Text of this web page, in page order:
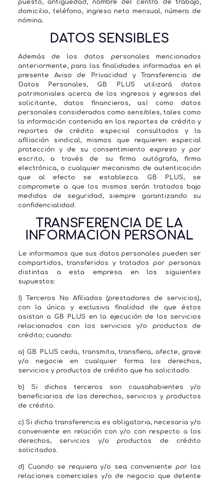
puesto, antigüedad, nombre del centro de trabajo,
domicilio, teléfono, ingreso neto mensual, número de
nómina.
DATOS SENSIBLES
Además de los datos personales mencionados
anteriormente, para las finalidades informadas en el
presente Aviso de Privacidad y Transferencia de
Datos Personales, GB PLUS utilizará datos
patrimoniales acerca de los ingresos y egresos del
solicitante, datos financieros, así como datos
personales considerados como sensibles, tales como
la información contenida en los reportes de crédito y
reportes de crédito especial consultados y la
afiliación sindical, mismos que requieren especial
protección y de su consentimiento expreso y por
escrito, a través de su firma autógrafa, firma
electrónica, o cualquier mecanismo de autenticación
que al efecto se establezca. GB PLUS, se
compromete a que los mismos serán tratados bajo
medidas de seguridad, siempre garantizando su
confidencialidad.
TRANSFERENCIA DE LA
INFORMACIÓN PERSONAL
Le informamos que sus datos personales pueden ser
compartidos, transferidos y tratados por personas
distintas a esta empresa en los siguientes
supuestos:
I) Terceros No Afiliados (prestadores de servicios),
con la única y exclusiva finalidad de que éstos
asistan a GB PLUS en la ejecución de los servicios
relacionados con los servicios y/o productos de
crédito; cuando:
a) GB PLUS ceda, transmita, transfiera, afecte, grave
y/o negocie en cualquier forma los derechos,
servicios y productos de crédito que ha solicitado.
b) Si dichos terceros son causahabientes y/o
beneficiarios de los derechos, servicios y productos
de crédito.
c) Si dicha transferencia es obligatoria, necesaria y/o
conveniente en relación con y/o con respecto a los
derechos, servicios y/o productos de crédito
solicitados.
d) Cuando se requiera y/o sea conveniente por las
relaciones comerciales y/o de negocio que detente